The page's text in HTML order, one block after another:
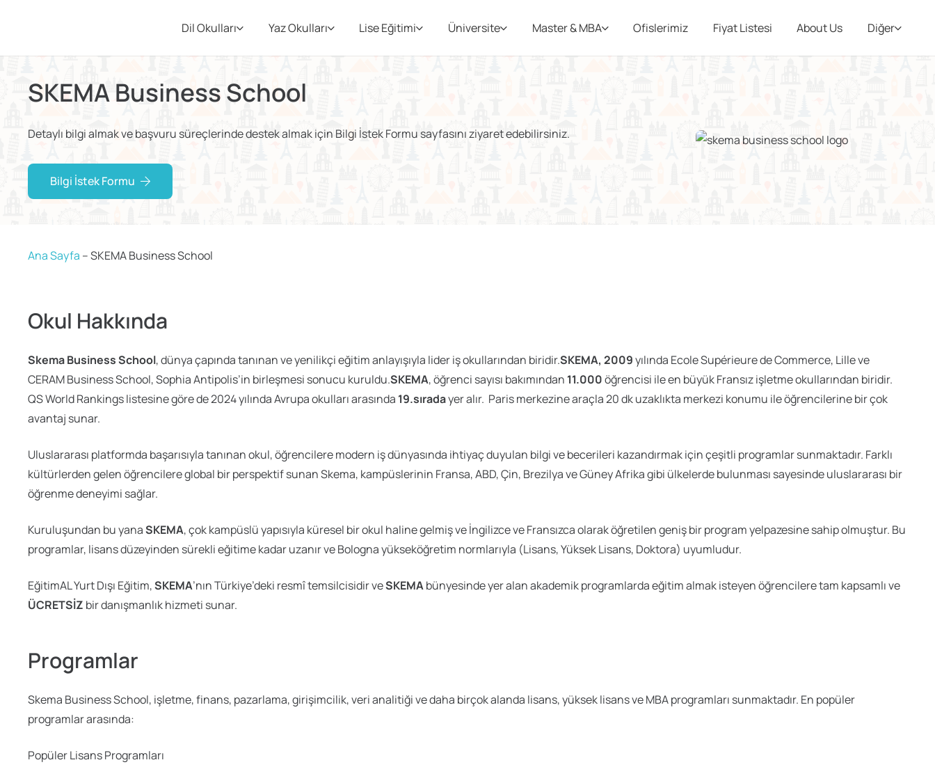
Dil Okulları Yaz Okulları Lise Eğitimi Üniversite Master & MBA Ofislerimiz Fiyat Listesi About Us Diğer
SKEMA Business School
Detaylı bilgi almak ve başvuru süreçlerinde destek almak için Bilgi İstek Formu sayfasını ziyaret edebilirsiniz.
Bilgi İstek Formu
Ana Sayfa –SKEMA Business School
Okul Hakkında
Skema Business School, dünya çapında tanınan ve yenilikçi eğitim anlayışıyla lider iş okullarından biridir.SKEMA, 2009yılında Ecole Supérieure de Commerce, Lille ve
CERAM Business School, Sophia Antipolis’in birleşmesi sonucu kuruldu.SKEMA, öğrenci sayısı bakımından 11.000öğrencisi ile en büyük Fransız işletme okullarından biridir.
QS World Rankings listesine göre de 2024 yılında Avrupa okulları arasında 19.sıradayer alır. Paris merkezine araçla 20 dk uzaklıkta merkezi konumu ile öğrencilerine bir çok
avantaj sunar.
Uluslararası platformda başarısıyla tanınan okul, öğrencilere modern iş dünyasında ihtiyaç duyulan bilgi ve becerileri kazandırmak için çeşitli programlar sunmaktadır. Farklı
kültürlerden gelen öğrencilere global bir perspektif sunan Skema, kampüslerinin Fransa, ABD, Çin, Brezilya ve Güney Afrika gibi ülkelerde bulunması sayesinde uluslararası bir
öğrenme deneyimi sağlar.
Kuruluşundan bu yanaSKEMA, çok kampüslü yapısıyla küresel bir okul haline gelmiş ve İngilizce ve Fransızca olarak öğretilen geniş bir program yelpazesine sahip olmuştur. Bu
programlar, lisans düzeyinden sürekli eğitime kadar uzanır ve Bologna yükseköğretim normlarıyla (Lisans, Yüksek Lisans, Doktora) uyumludur.
EğitimAL Yurt Dışı Eğitim,SKEMA’nın Türkiye’deki resmî temsilcisidir veSKEMAbünyesinde yer alan akademik programlarda eğitim almak isteyen öğrencilere tam kapsamlı ve
ÜCRETSİZ bir danışmanlık hizmeti sunar.
Programlar
Skema Business School, işletme, finans, pazarlama, girişimcilik, veri analitiği ve daha birçok alanda lisans, yüksek lisans ve MBA programları sunmaktadır. En popüler
programlar arasında:
Popüler Lisans Programları